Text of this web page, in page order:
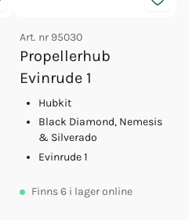
Art. nr 95030
Propellerhub
Evinrude 1
Hubkit
Black Diamond, Nemesis
& Silverado
Evinrude 1
Finns6 i lager online